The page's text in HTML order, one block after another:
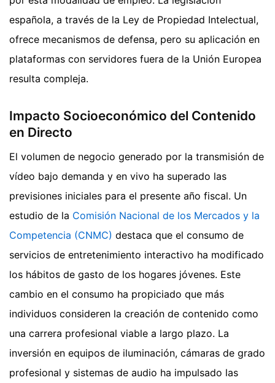
española, a través de la Ley de Propiedad Intelectual,
ofrece mecanismos de defensa, pero su aplicación en
plataformas con servidores fuera de la Unión Europea
resulta compleja.
Impacto Socioeconómico del Contenido
en Directo
El volumen de negocio generado por la transmisión de
vídeo bajo demanda y en vivo ha superado las
previsiones iniciales para el presente año fiscal. Un
estudio de la Comisión Nacional de los Mercados y la
Competencia (CNMC) destaca que el consumo de
servicios de entretenimiento interactivo ha modificado
los hábitos de gasto de los hogares jóvenes. Este
cambio en el consumo ha propiciado que más
individuos consideren la creación de contenido como
una carrera profesional viable a largo plazo. La
inversión en equipos de iluminación, cámaras de grado
profesional y sistemas de audio ha impulsado las